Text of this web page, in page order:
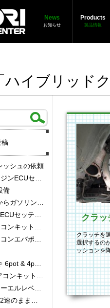
News
お知らせ
Products
製品情報
ハイブリッド
クラッチを
選択するの
ッションを
クラッチ
稿
シュの依頼
ッティング調整
備
ソリン漏れ
ッティング
ト新発売！！
ターを新発売！！
オーバーホール
イプⅡ取り付け
ンサー新発売！！
速しない！！